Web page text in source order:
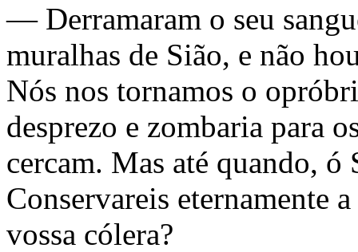
— Derramaram o seu
muralhas de Sião, e não
Nós nos tornamos o
desprezo e zombaria para
cercam. Mas até quando, ó
Conservareis eternamente
vossa cólera?